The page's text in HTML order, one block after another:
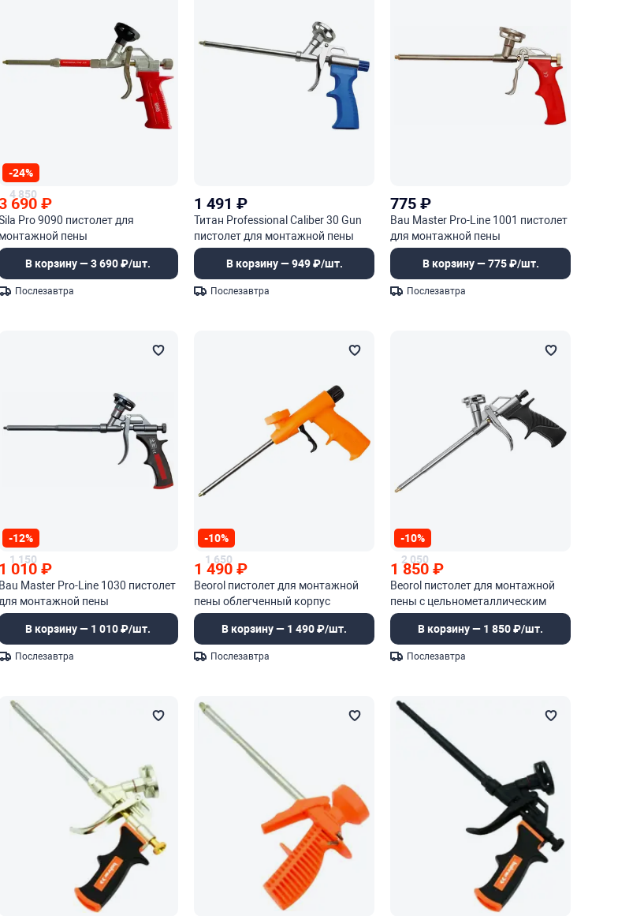
-24%
4 850
690 ₽
Pro 9090 пистолет для
монтажной пены
В корзину — 3 690 ₽/шт.
Послезавтра
1 491 ₽
Титан Professional Caliber 30 Gun
пистолет для монтажной пены
В корзину — 949 ₽/шт.
Послезавтра
775₽
Bau Master Pro-Line 1001 пистолет
для монтажной пены
В корзину — 775 ₽/шт.
Послезавтра
-12%
1 150
1 010 ₽
Bau Master Pro-Line 1030 пистолет
для монтажной пены
В корзину — 1 010 ₽/шт.
Послезавтра
-10%
1 650
1 490₽
Beorol пистолет для монтажной
пены облегченный корпус
В корзину — 1 490 ₽/шт.
Послезавтра
-10%
2 050
1 850₽
Beorol пистолет для монтажной
пены с цельнометаллическим
корпусом
В корзину — 1 850 ₽/шт.
Послезавтра